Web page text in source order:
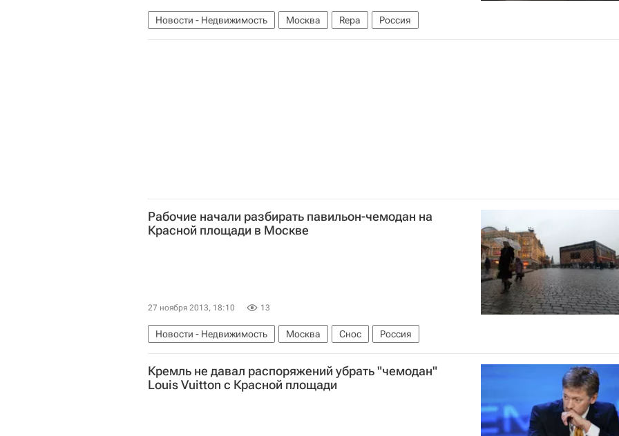
Новости - Недвижимость Москва Repa Россия
Рабочие начали разбирать павильон-чемодан на
Красной площади в Москве
27 ноября 2013, 18:10 13
Новости - Недвижимость Москва Снос Россия
Кремль не давал распоряжений убрать "чемодан"
Louis Vuitton с Красной площади